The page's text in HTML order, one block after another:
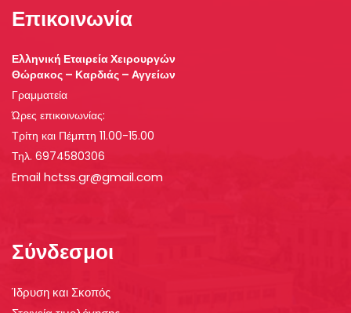
Επικοινωνία
Ελληνική Εταιρεία Χειρουργών
Θώρακος – Καρδιάς – Αγγείων
Γραμματεία
Ώρες επικοινωνίας:
Τρίτη και Πέμπτη 11.00-15.00
Τηλ. 6974580306
Email hctss.gr@gmail.com
Σύνδεσμοι
Ίδρυση και Σκοπός